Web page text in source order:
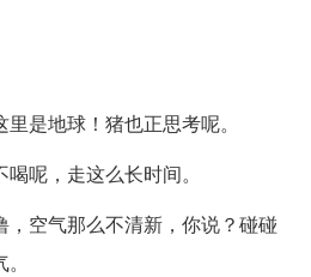
是地球！猪也正思考呢。
呢，走这么长时间。
，空气那么不清新，你说？碰碰